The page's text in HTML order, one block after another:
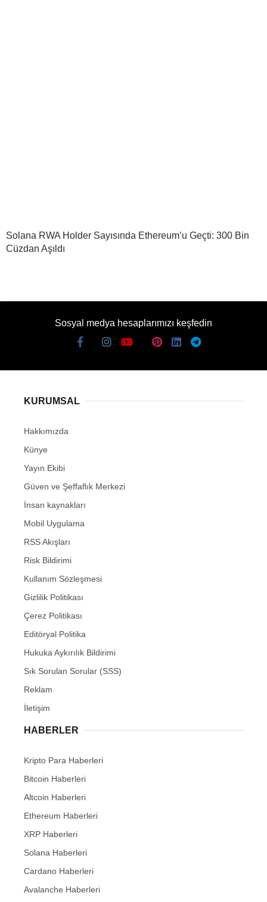
Solana RWA Holder Sayısında Ethereum’u Geçti: 300 Bin
Cüzdan Aşıldı
Sosyal medya hesaplarımızı keşfedin
KURUMSAL
Hakkımızda
Künye
Yayın Ekibi
Güven ve Şeffaflık Merkezi
İnsan kaynakları
Mobil Uygulama
RSS Akışları
Risk Bildirimi
Kullanım Sözleşmesi
Gizlilik Politikası
Çerez Politikası
Editöryal Politika
Hukuka Aykırılık Bildirimi
Sık Sorulan Sorular (SSS)
Reklam
İletişim
HABERLER
Kripto Para Haberleri
Bitcoin Haberleri
Altcoin Haberleri
Ethereum Haberleri
XRP Haberleri
Solana Haberleri
Cardano Haberleri
Avalanche Haberleri